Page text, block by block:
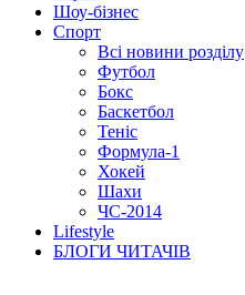
Шоу-бізнес
Спорт
Всі новини розділу
Футбол
Бокс
Баскетбол
Теніс
Формула-1
Хокей
Шахи
ЧС-2014
Lifestyle
БЛОГИ ЧИТАЧІВ